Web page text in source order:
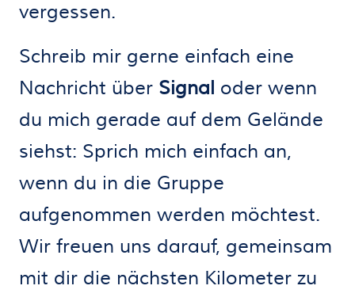
vergessen.
Schreib mir gerne einfach eine
Nachricht über Signal oder wenn
du mich gerade auf dem Gelände
siehst: Sprich mich einfach an,
wenn du in die Gruppe
aufgenommen werden möchtest.
Wir freuen uns darauf, gemeinsam
mit dir die nächsten Kilometer zu